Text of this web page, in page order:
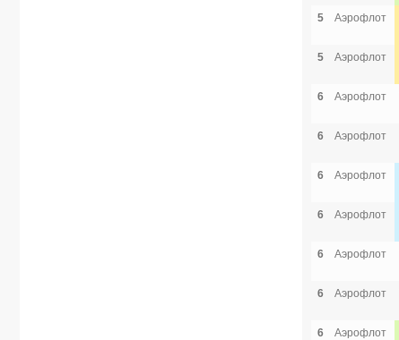
5 Аэрофлот
5 Аэрофлот
6 Аэрофлот
6 Аэрофлот
6 Аэрофлот
6 Аэрофлот
6 Аэрофлот
6 Аэрофлот
6 Аэрофлот